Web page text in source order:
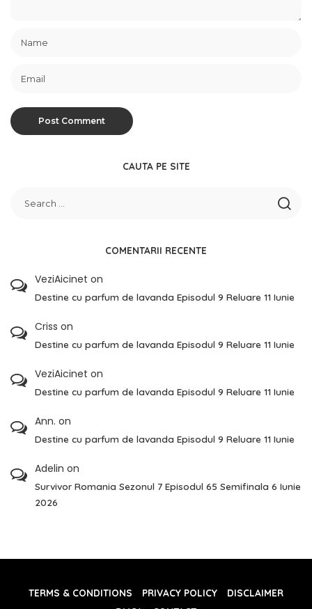
CAUTA PE SITE
COMENTARII RECENTE
VeziAicinet on
Destine cu parfum de lavanda Episodul 9 Reluare 11 Iunie
Criss on
Destine cu parfum de lavanda Episodul 9 Reluare 11 Iunie
VeziAicinet on
Destine cu parfum de lavanda Episodul 9 Reluare 11 Iunie
Ann. on
Destine cu parfum de lavanda Episodul 9 Reluare 11 Iunie
Adelin on
Survivor Romania Sezonul 7 Episodul 65 Semifinala 6 Iunie
2026
TERMS & CONDITIONS PRIVACY POLICY
DISCLAIMER